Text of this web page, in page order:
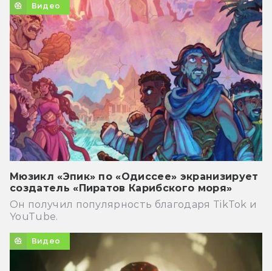
Видео
Мюзикл «Эпик» по «Одиссее» экранизирует
создатель «Пиратов Карибского моря»
Он получил популярность благодаря TikTok и
YouTube.
Видео